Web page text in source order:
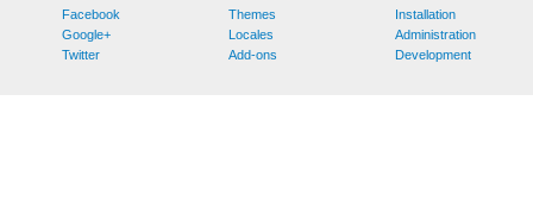
Facebook
Google+
Twitter
Themes
Locales
Add-ons
Installation
Administration
Development